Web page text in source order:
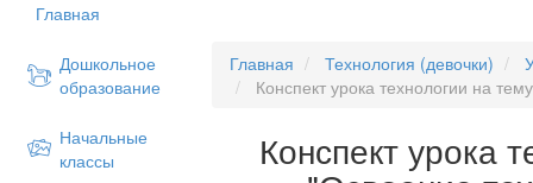
Главная
Дошкольное
образование
Начальные
классы
Главная Технология (девочки)
Конспект урока технологии на
Конспект урока